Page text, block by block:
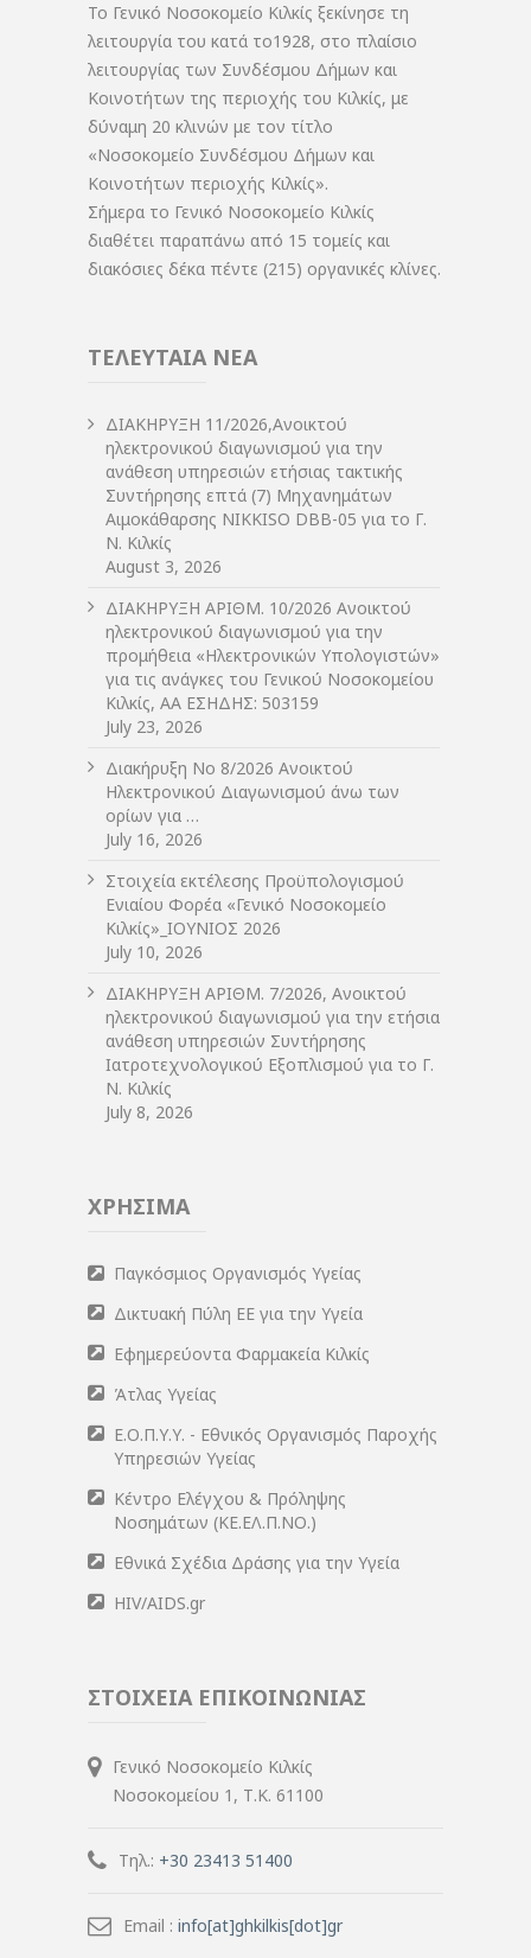
Το Γενικό Νοσοκομείο Κιλκίς ξεκίνησε τη
λειτουργία του κατά το1928, στο πλαίσιο
λειτουργίας των Συνδέσμου Δήμων και
Κοινοτήτων της περιοχής του Κιλκίς, με
δύναμη 20 κλινών με τον τίτλο
«Νοσοκομείο Συνδέσμου Δήμων και
Κοινοτήτων περιοχής Κιλκίς».
Σήμερα το Γενικό Νοσοκομείο Κιλκίς
διαθέτει παραπάνω από 15 τομείς και
διακόσιες δέκα πέντε (215) οργανικές κλίνες.
ΤΕΛΕΥΤΑΙΑ ΝΕΑ
ΔIΑΚΗΡΥΞΗ 11/2026,Ανοικτού
ηλεκτρονικού διαγωνισμού για την
ανάθεση υπηρεσιών ετήσιας τακτικής
Συντήρησης επτά (7) Μηχανημάτων
Αιμοκάθαρσης NIKKISO DBB-05 για το Γ.
Ν. Κιλκίς
August 3, 2026
ΔIΑΚΗΡΥΞΗ ΑΡIΘΜ. 10/2026 Ανοικτού
ηλεκτρονικού διαγωνισμού για την
προμήθεια «Ηλεκτρονικών Υπολογιστών»
για τις ανάγκες του Γενικού Νοσοκομείου
Κιλκίς, ΑΑ ΕΣΗΔΗΣ: 503159
July 23, 2026
Διακήρυξη Νο 8/2026 Ανοικτού
Ηλεκτρονικού Διαγωνισμού άνω των
ορίων για …
July 16, 2026
Στοιχεία εκτέλεσης Προϋπολογισμού
Ενιαίου Φορέα «Γενικό Νοσοκομείο
Κιλκίς»_ΙΟΥΝΙΟΣ 2026
July 10, 2026
ΔIΑΚΗΡΥΞΗ ΑΡIΘΜ. 7/2026, Ανοικτού
ηλεκτρονικού διαγωνισμού για την ετήσια
ανάθεση υπηρεσιών Συντήρησης
Ιατροτεχνολογικού Εξοπλισμού για το Γ.
Ν. Κιλκίς
July 8, 2026
ΧΡΗΣΙΜΑ
Παγκόσμιος Οργανισμός Υγείας
Δικτυακή Πύλη ΕΕ για την Υγεία
Εφημερεύοντα Φαρμακεία Κιλκίς
Άτλας Υγείας
Ε.Ο.Π.Υ.Υ. - Εθνικός Οργανισμός Παροχής
Υπηρεσιών Υγείας
Κέντρο Ελέγχου & Πρόληψης
Νοσημάτων (ΚΕ.ΕΛ.Π.ΝΟ.)
Εθνικά Σχέδια Δράσης για την Υγεία
HIV/AIDS.gr
ΣΤΟΙΧΕΙΑ ΕΠΙΚΟΙΝΩΝΙΑΣ
Γενικό Νοσοκομείο Κιλκίς
Νοσοκομείου 1, Τ.Κ. 61100
Τηλ.: +30 23413 51400
Email : info[at]ghkilkis[dot]gr